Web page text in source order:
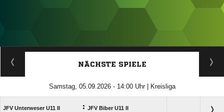
ANZEIGE
NÄCHSTE SPIELE
Samstag, 05.09.2026 - 14:00 Uhr | Kreisliga
JFV Unterweser U11 II : JFV Biber U11 II